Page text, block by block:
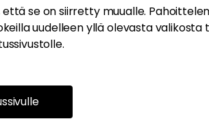
että se on siirretty muualle.
uudelleen yllä olevasta valikosta